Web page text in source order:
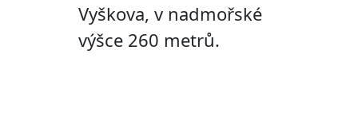
Vyškova, v nadmořské
výšce 260 metrů.